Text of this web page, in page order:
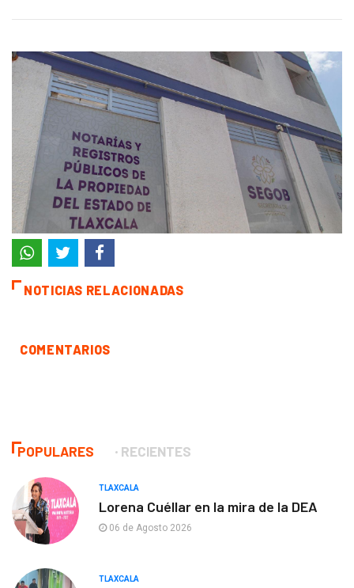
NOTICIAS RELACIONADAS
COMENTARIOS
POPULARES RECIENTES
TLAXCALA
Lorena Cuéllar en la mira de la DEA
06 de Agosto 2026
TLAXCALA